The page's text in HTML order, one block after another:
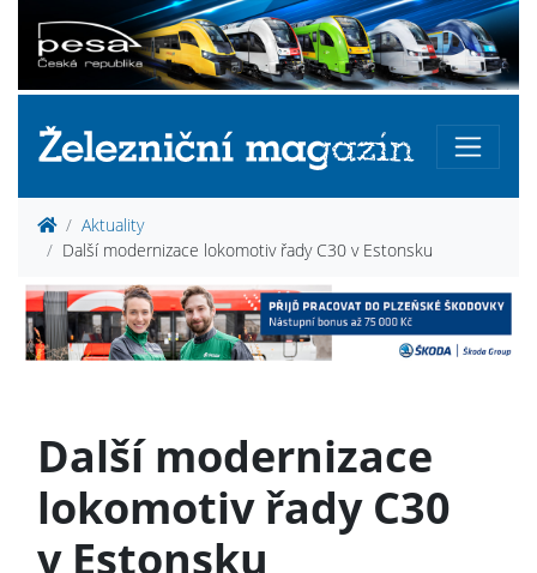
Aktuality
Další modernizace lokomotiv řady C30 v Estonsku
Další modernizace
lokomotiv řady C30
v Estonsku